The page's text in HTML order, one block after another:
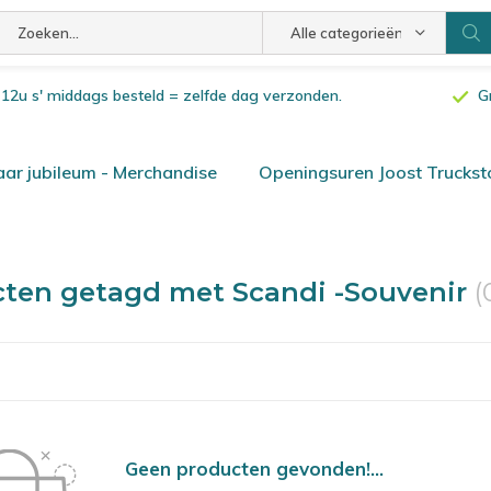
Alle categorieën
s' middags besteld = zelfde dag verzonden.
jubileum - Merchandise Openingsuren Joost
getagd met Scandi -Souvenir
Geen producten gevonden!...